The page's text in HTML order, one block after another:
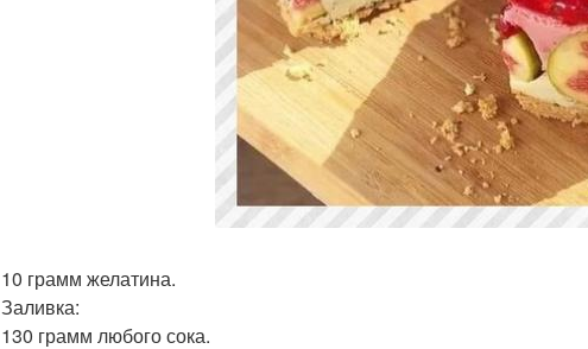
10 грамм желатина.
Заливка:
130 грамм любого сока.